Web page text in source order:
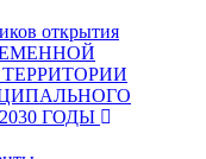
открытия
ГОДЫ